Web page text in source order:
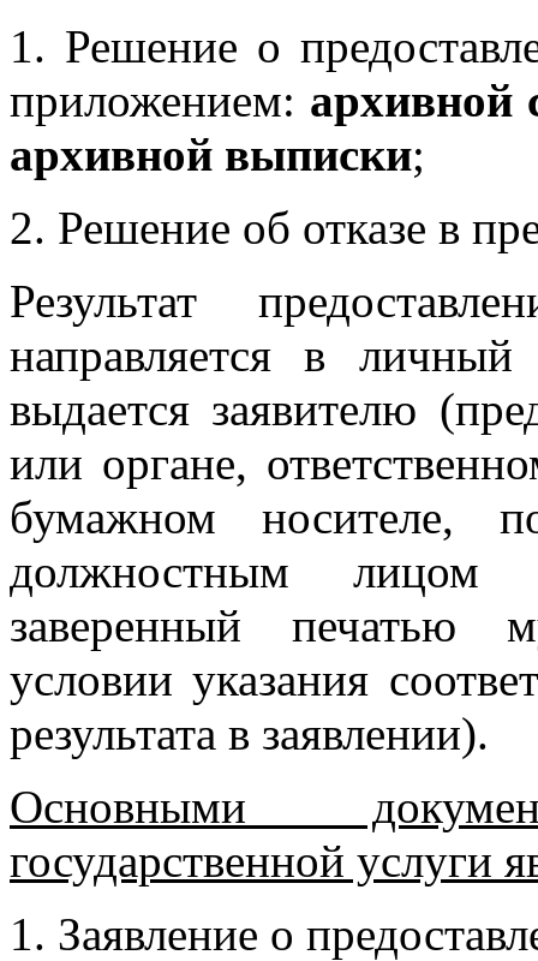
1. Решение о
приложением: архивной
архивной выписки;
2. Решение об отказе в
Результат
направляется в
выдается заявителю
или органе,
бумажном носителе,
должностным лицом
заверенный печатью
условии указания
результата в заявлении).
Основными
государственной услуги
1. Заявление о